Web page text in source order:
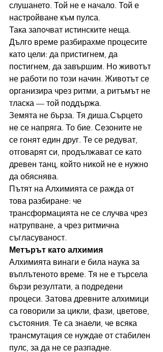
слушането. Той не е начало. Той е
настройване към пулса.
Така започват истинските неща.
Дълго време разбирахме процесите
като цели: да пристигнем, да
постигнем, да завършим. Но животът
не работи по този начин. Животът се
организира чрез ритми, а ритъмът не
тласка — той поддържа.
Земята не бърза. Тя диша.Сърцето
не се напряга. То бие. Сезоните не
се гонят един друг. Те се редуват,
отговарят си, продължават се като
древен танц, който никой не е нужно
да обяснява.
Пътят на Алхимията се ражда от
това разбиране: че
трансформацията не се случва чрез
натрупване, а чрез ритмична
съгласуваност.
Метърът като алхимия
Алхимията винаги е била наука за
въплътеното време. Тя не е търсела
бързи резултати, а подредени
процеси. Затова древните алхимици
са говорили за цикли, фази, цветове,
състояния. Те са знаели, че всяка
трансмутация се нуждае от стабилен
пулс, за да не се разпадне.